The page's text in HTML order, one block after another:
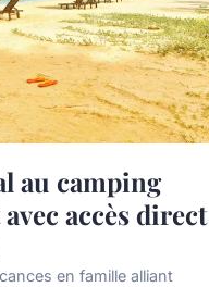
au camping
accès direct
en famille alliant